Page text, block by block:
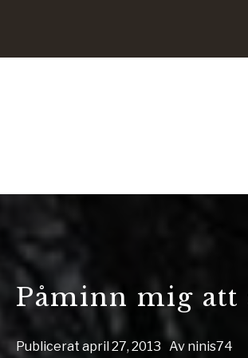
Påminn mig
Publicerat april 27, 2013 Av ninis74